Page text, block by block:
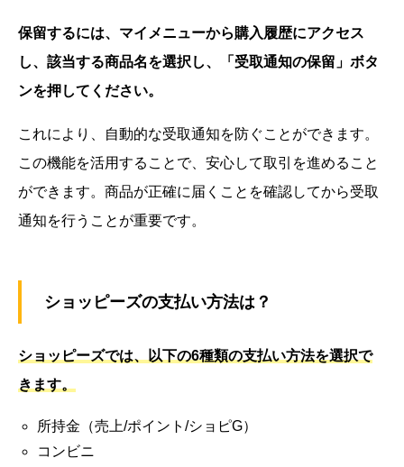
保留するには、マイメニューから購入履歴にアクセス
し、該当する商品名を選択し、「受取通知の保留」ボタ
ンを押してください。
これにより、自動的な受取通知を防ぐことができます。
この機能を活用することで、安心して取引を進めること
ができます。商品が正確に届くことを確認してから受取
通知を行うことが重要です。
ショッピーズの支払い方法は？
ショッピーズでは、以下の6種類の支払い方法を選択で
きます。
所持金（売上/ポイント/ショピG）
コンビニ